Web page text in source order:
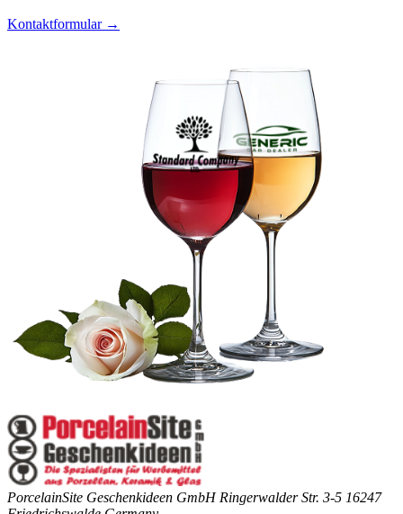
Kontaktformular →
PorcelainSite Geschenkideen GmbH Ringerwalder Str. 3-5 16247